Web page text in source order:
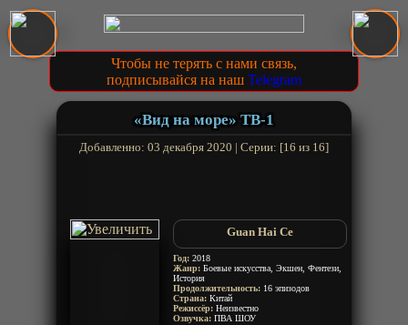
Чтобы не терять с нами связь,
подписывайся на наш Telegram
«Вид на море» ТВ-1
Добавленно: 03 декабря 2020 | Серии: [16 из 16]
Guan Hai Ce
Год: 2018
Жанр: Боевые искусства, Экшен, Фентези,
История
Продолжительность: 16 эпизодов
Страна: Китай
Режиссёр: Неизвестно
Озвучка: ПВА ШОУ